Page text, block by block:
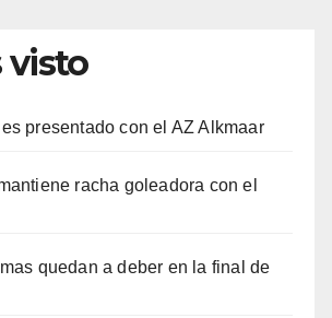
visto
presentado con el AZ Alkmaar
racha goleadora con el
quedan a deber en la final de